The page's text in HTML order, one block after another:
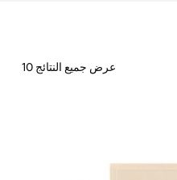
عرض جميع النتائج 10